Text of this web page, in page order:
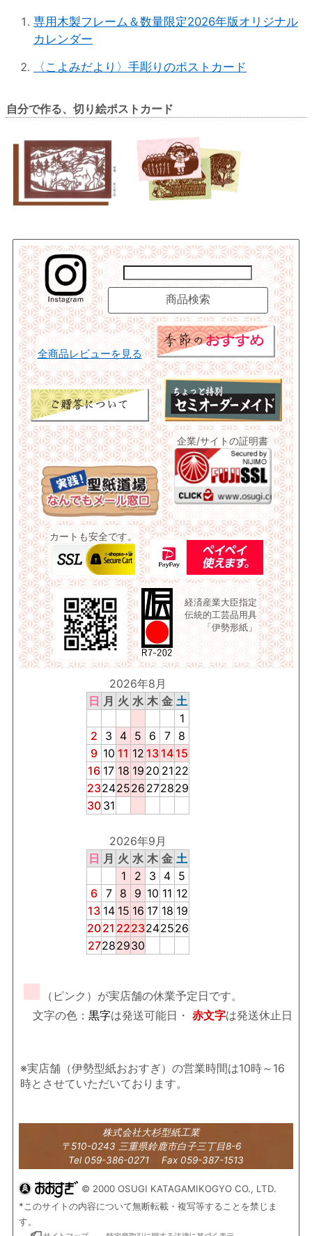
専用木製フレーム＆数量限定2026年版オリジナル
カレンダー
〈こよみだより〉手彫りのポストカード
自分で作る、切り絵ポストカード
全商品レビューを見る
企業/サイトの証明書
カートも安全です。
経済産業大臣指定
伝統的工芸品用具
「伊勢形紙」
2026年8月
日 月 火 水 木 金 土
1
2
3 4 5 6 7
8
9 10 11 12 13 14 15
16 17 18 19 20 21 22
23242526 272829
30 31
2026年9月
日 月 火 水 木 金 土
1
2 3 4 5
6 7 8 9 10 11 12
13 14 15 16 17 18 19
2021 2223242526
27282930
■
（ピンク）が実店舗の休業予定日です。
文字の色： 黒字は発送可能日・ 赤文字は発送休止日
※実店舗（伊勢型紙おおすぎ）の営業時間は10時～16
時とさせていただいております。
株式会社大杉型紙工業
〒510-0243 三重県鈴鹿市白子三丁目8-6
Tel 059-386-0271 Fax 059-387-1513
© 2000 OSUGI KATAGAMIKOGYO CO., LTD.
*このサイトの内容について無断転載・複写等することを禁じま
す。